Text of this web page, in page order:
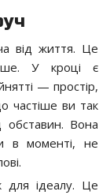
від життя. Це
У кроці є
— простір,
частіше ви так
Вона
в моменті, не
для ідеалу. Це